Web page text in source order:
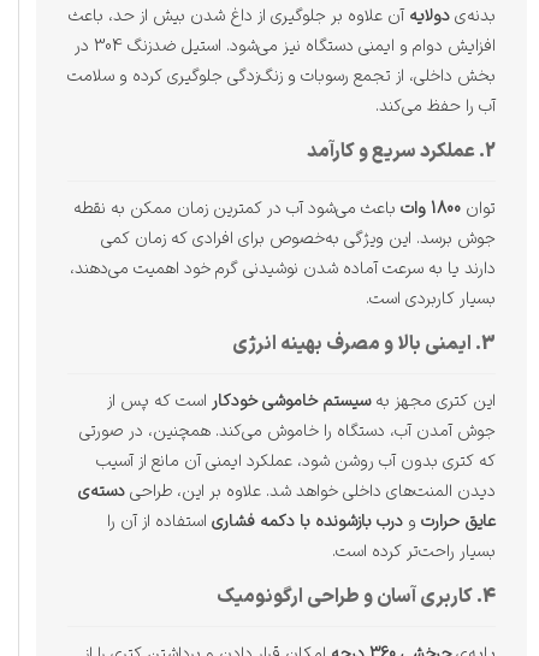
بدنه‌یدولایهآن علاوه بر جلوگیری از داغ شدن بیش از حد، باعث
افزایش دوام و ایمنی دستگاه نیز می‌شود. استیل ضدزنگ 304 در
بخش داخلی، از تجمع رسوبات و زنگ‌زدگی جلوگیری کرده و سلامت
آب را حفظ می‌کند.
2. عملکرد سریع و کارآمد
توان 1800 وات
باعث می‌شود آب در کمترین زمان ممکن به نقطه
جوش برسد. این ویژگی به‌خصوص برای افرادی که زمان کمی
دارند یا به سرعت آماده شدن نوشیدنی گرم خود اهمیت می‌دهند،
بسیار کاربردی است.
3. ایمنی بالا و مصرف بهینه انرژی
این کتری مجهز بهسیستم خاموشی خودکار است که پس از
جوش آمدن آب، دستگاه را خاموش می‌کند. همچنین، در صورتی
که کتری بدون آب روشن شود، عملکرد ایمنی آن مانع از آسیب
دیدن المنت‌های داخلی خواهد شد. علاوه بر این، طراحیدسته‌ی
عایق حرارت و درب بازشونده با دکمه فشاری استفاده از آن را
بسیار راحت‌تر کرده است.
4. کاربری آسان و طراحی ارگونومیک